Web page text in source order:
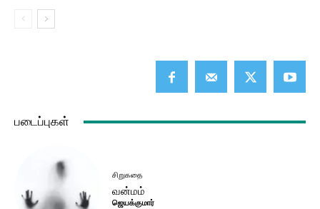
படைப்புகள்
சிறுகதை
வன்மம்
ஜெயக்குமார்